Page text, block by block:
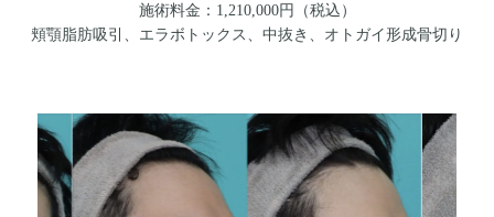
施術料金：1,210,000円（税込）
頬顎脂肪吸引、エラボトックス、中抜き、オトガイ形成骨切り